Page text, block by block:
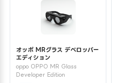
オッポ MRグラス デベロッパー
エディション
oppo OPPO MR Glass
Developer Edition